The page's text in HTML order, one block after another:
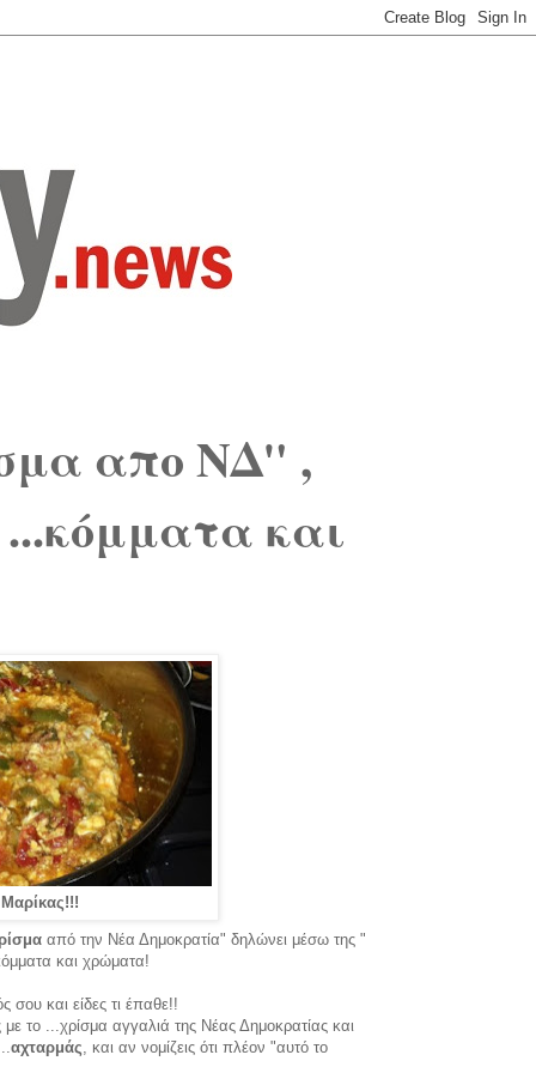
απο ΝΔ" ,
και
από την Νέα Δημοκρατία" δηλώνει μέσω της "
και χρώματα!
σου και είδες τι έπαθε!!
το ...χρίσμα αγγαλιά της Νέας Δημοκρατίας και
αχταρμάς , και αν νομίζεις ότι πλέον "αυτό το